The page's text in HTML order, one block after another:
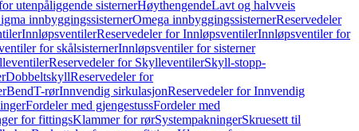
utenpåliggende sisternerHøythengendeLavt og halvveis
innbyggingssisternerOmega innbyggingssisternerReservedeler
InnløpsventilerReservedeler for InnløpsventilerInnløpsventiler for
for skålsisternerInnløpsventiler for sisterner
Reservedeler for SkylleventilerSkyll-stopp-
DobbeltskyllReservedeler for
BendT-rørInnvendig sirkulasjonReservedeler for Innvendig
Fordeler med gjengestussFordeler med
for fittingsKlammer for rørSystempakningerSkruesett til